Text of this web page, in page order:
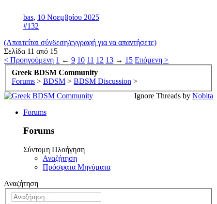
bas, 10 Νοεμβρίου 2025
#132
(Απαιτείται σύνδεση/εγγραφή για να απαντήσετε)
Σελίδα 11 από 15
< Προηγούμενη 1 ← 9 10 11 12 13 → 15 Επόμενη >
Greek BDSM Community
Forums > BDSM > BDSM Discussion >
Ignore Threads by Nobita
Forums
Forums
Σύντομη Πλοήγηση
Αναζήτηση
Πρόσφατα Μηνύματα
Αναζήτηση